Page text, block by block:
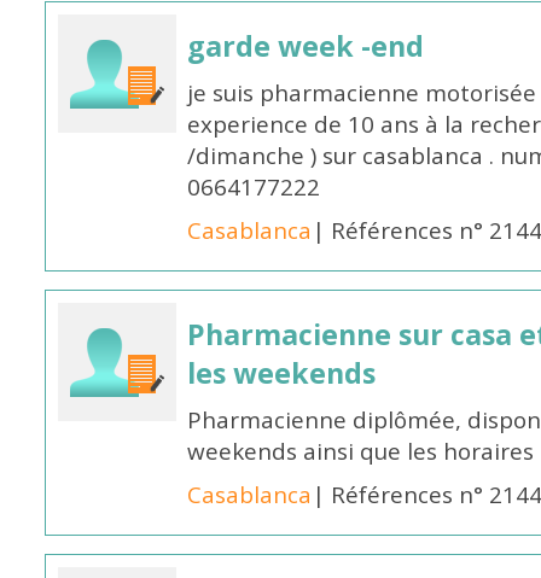
garde week -end
je suis pharmacienne
experience de 10 ans à la
/dimanche ) sur casablanca .
0664177222
Casablanca | Références n°
Pharmacienne sur casa
les weekends
Pharmacienne diplômée,
weekends ainsi que les
Casablanca | Références n°